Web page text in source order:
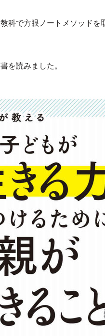
科で方眼ノートメソッド
を読みました。